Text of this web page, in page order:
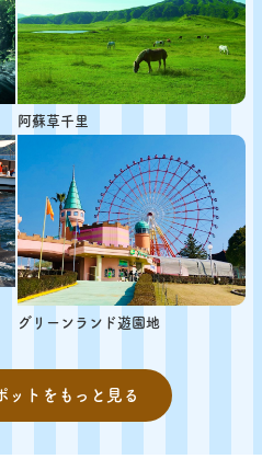
阿蘇草千里
グリーンランド遊園地
ットをもっと見る